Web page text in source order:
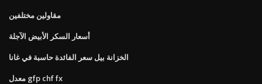
مقاولين مختلفين
أسعار السكر الأبيض الآجلة
الخزانة بيل سعر الفائدة حاسبة في غانا
معدل gfp chf fx